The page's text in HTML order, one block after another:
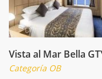
Vista al Mar Bella
Categoría OB